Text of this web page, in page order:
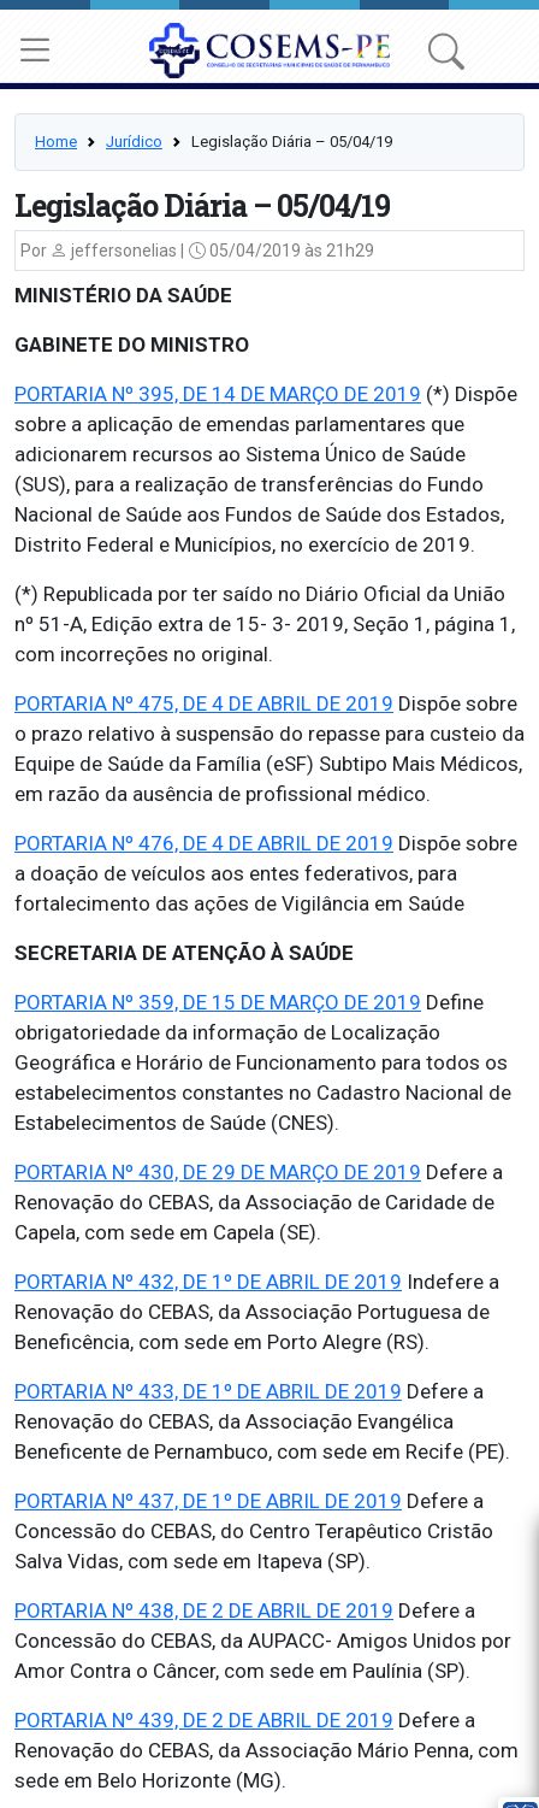
Home Jurídico Legislação Diária – 05/04/19
Legislação Diária – 05/04/19
Por jeffersonelias | 05/04/2019 às 21h29
MINISTÉRIO DA SAÚDE
GABINETE DO MINISTRO
PORTARIA Nº 395, DE 14 DE MARÇO DE 2019 (*) Dispõe
sobre a aplicação de emendas parlamentares que
adicionarem recursos ao Sistema Único de Saúde
(SUS), para a realização de transferências do Fundo
Nacional de Saúde aos Fundos de Saúde dos Estados,
Distrito Federal e Municípios, no exercício de 2019.
(*) Republicada por ter saído no Diário Oficial da União
nº 51-A, Edição extra de 15- 3- 2019, Seção 1, página 1,
com incorreções no original.
PORTARIA Nº 475, DE 4 DE ABRIL DE 2019 Dispõe sobre
o prazo relativo à suspensão do repasse para custeio da
Equipe de Saúde da Família (eSF) Subtipo Mais Médicos,
em razão da ausência de profissional médico.
PORTARIA Nº 476, DE 4 DE ABRIL DE 2019 Dispõe sobre
a doação de veículos aos entes federativos, para
fortalecimento das ações de Vigilância em Saúde
SECRETARIA DE ATENÇÃO À SAÚDE
PORTARIA Nº 359, DE 15 DE MARÇO DE 2019 Define
obrigatoriedade da informação de Localização
Geográfica e Horário de Funcionamento para todos os
estabelecimentos constantes no Cadastro Nacional de
Estabelecimentos de Saúde (CNES).
PORTARIA Nº 430, DE 29 DE MARÇO DE 2019 Defere a
Renovação do CEBAS, da Associação de Caridade de
Capela, com sede em Capela (SE).
PORTARIA Nº 432, DE 1º DE ABRIL DE 2019 Indefere a
Renovação do CEBAS, da Associação Portuguesa de
Beneficência, com sede em Porto Alegre (RS).
PORTARIA Nº 433, DE 1º DE ABRIL DE 2019 Defere a
Renovação do CEBAS, da Associação Evangélica
Beneficente de Pernambuco, com sede em Recife (PE).
PORTARIA Nº 437, DE 1º DE ABRIL DE 2019 Defere a
Concessão do CEBAS, do Centro Terapêutico Cristão
Salva Vidas, com sede em Itapeva (SP).
PORTARIA Nº 438, DE 2 DE ABRIL DE 2019 Defere a
Concessão do CEBAS, da AUPACC- Amigos Unidos por
Amor Contra o Câncer, com sede em Paulínia (SP).
PORTARIA Nº 439, DE 2 DE ABRIL DE 2019 Defere a
Renovação do CEBAS, da Associação Mário Penna, com
sede em Belo Horizonte (MG).